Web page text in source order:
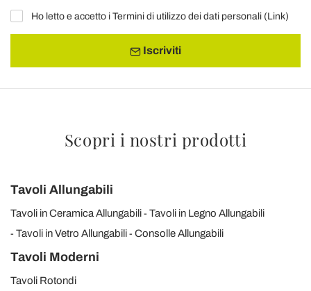
Ho letto e accetto i Termini di utilizzo dei dati personali (Link)
Iscriviti
Scopri i nostri prodotti
Tavoli Allungabili
Tavoli in Ceramica Allungabili
Tavoli in Legno Allungabili
Tavoli in Vetro Allungabili
Consolle Allungabili
Tavoli Moderni
Tavoli Rotondi